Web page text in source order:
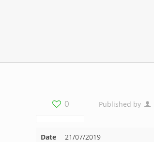
0 Published by
Date 21/07/2019